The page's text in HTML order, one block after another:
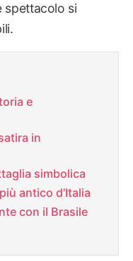
spettacolo si
e
in
simbolica
antico d’Italia
con il Brasile